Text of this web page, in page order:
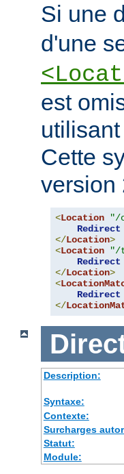
Si une
d'une
est
Cette
version
<Location "/
Redirect
</Location>
<Location "/
Redirect
</Location>
<
Redirect
</
Description:
Syntaxe:
Contexte:
Surcharges
Statut:
Module: